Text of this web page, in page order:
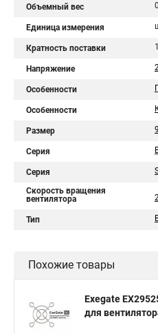
Объемный вес
Единица измерения
Кратность поставки 1
Напряжение
Особенности
Особенности
Размер
Серия
Серия
Скорость вращения
вентилятора
Тип
Похожие товары
Exegate
для